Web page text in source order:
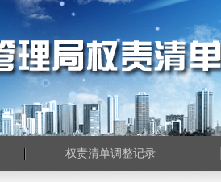
权责清单调整记录